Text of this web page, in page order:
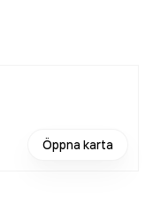
Öppna karta